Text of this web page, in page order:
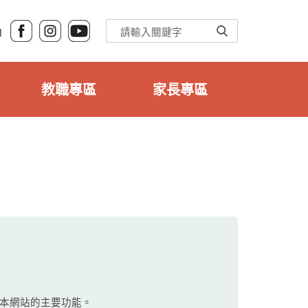
教職專區 家長專區
網站的主要功能。